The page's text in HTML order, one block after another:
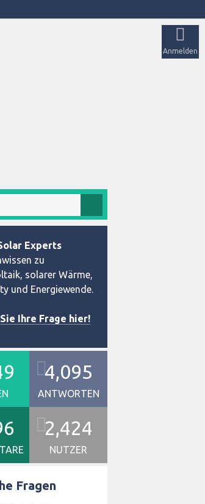
Anmelden
Experts
zu
solarer Wärme,
und Energiewende.
Ihre Frage hier!
4,095
ANTWORTEN
2,424
NUTZER
Fragen